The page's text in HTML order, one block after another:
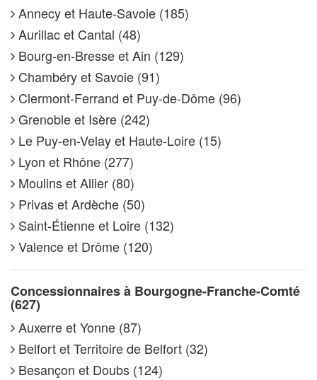
Annecy et Haute-Savoie (185)
Aurillac et Cantal (48)
Bourg-en-Bresse et Ain (129)
Chambéry et Savoie (91)
Clermont-Ferrand et Puy-de-Dôme (96)
Grenoble et Isère (242)
Le Puy-en-Velay et Haute-Loire (15)
Lyon et Rhône (277)
Moulins et Allier (80)
Privas et Ardèche (50)
Saint-Étienne et Loire (132)
Valence et Drôme (120)
Concessionnaires à Bourgogne-Franche-Comté
(627)
Auxerre et Yonne (87)
Belfort et Territoire de Belfort (32)
Besançon et Doubs (124)